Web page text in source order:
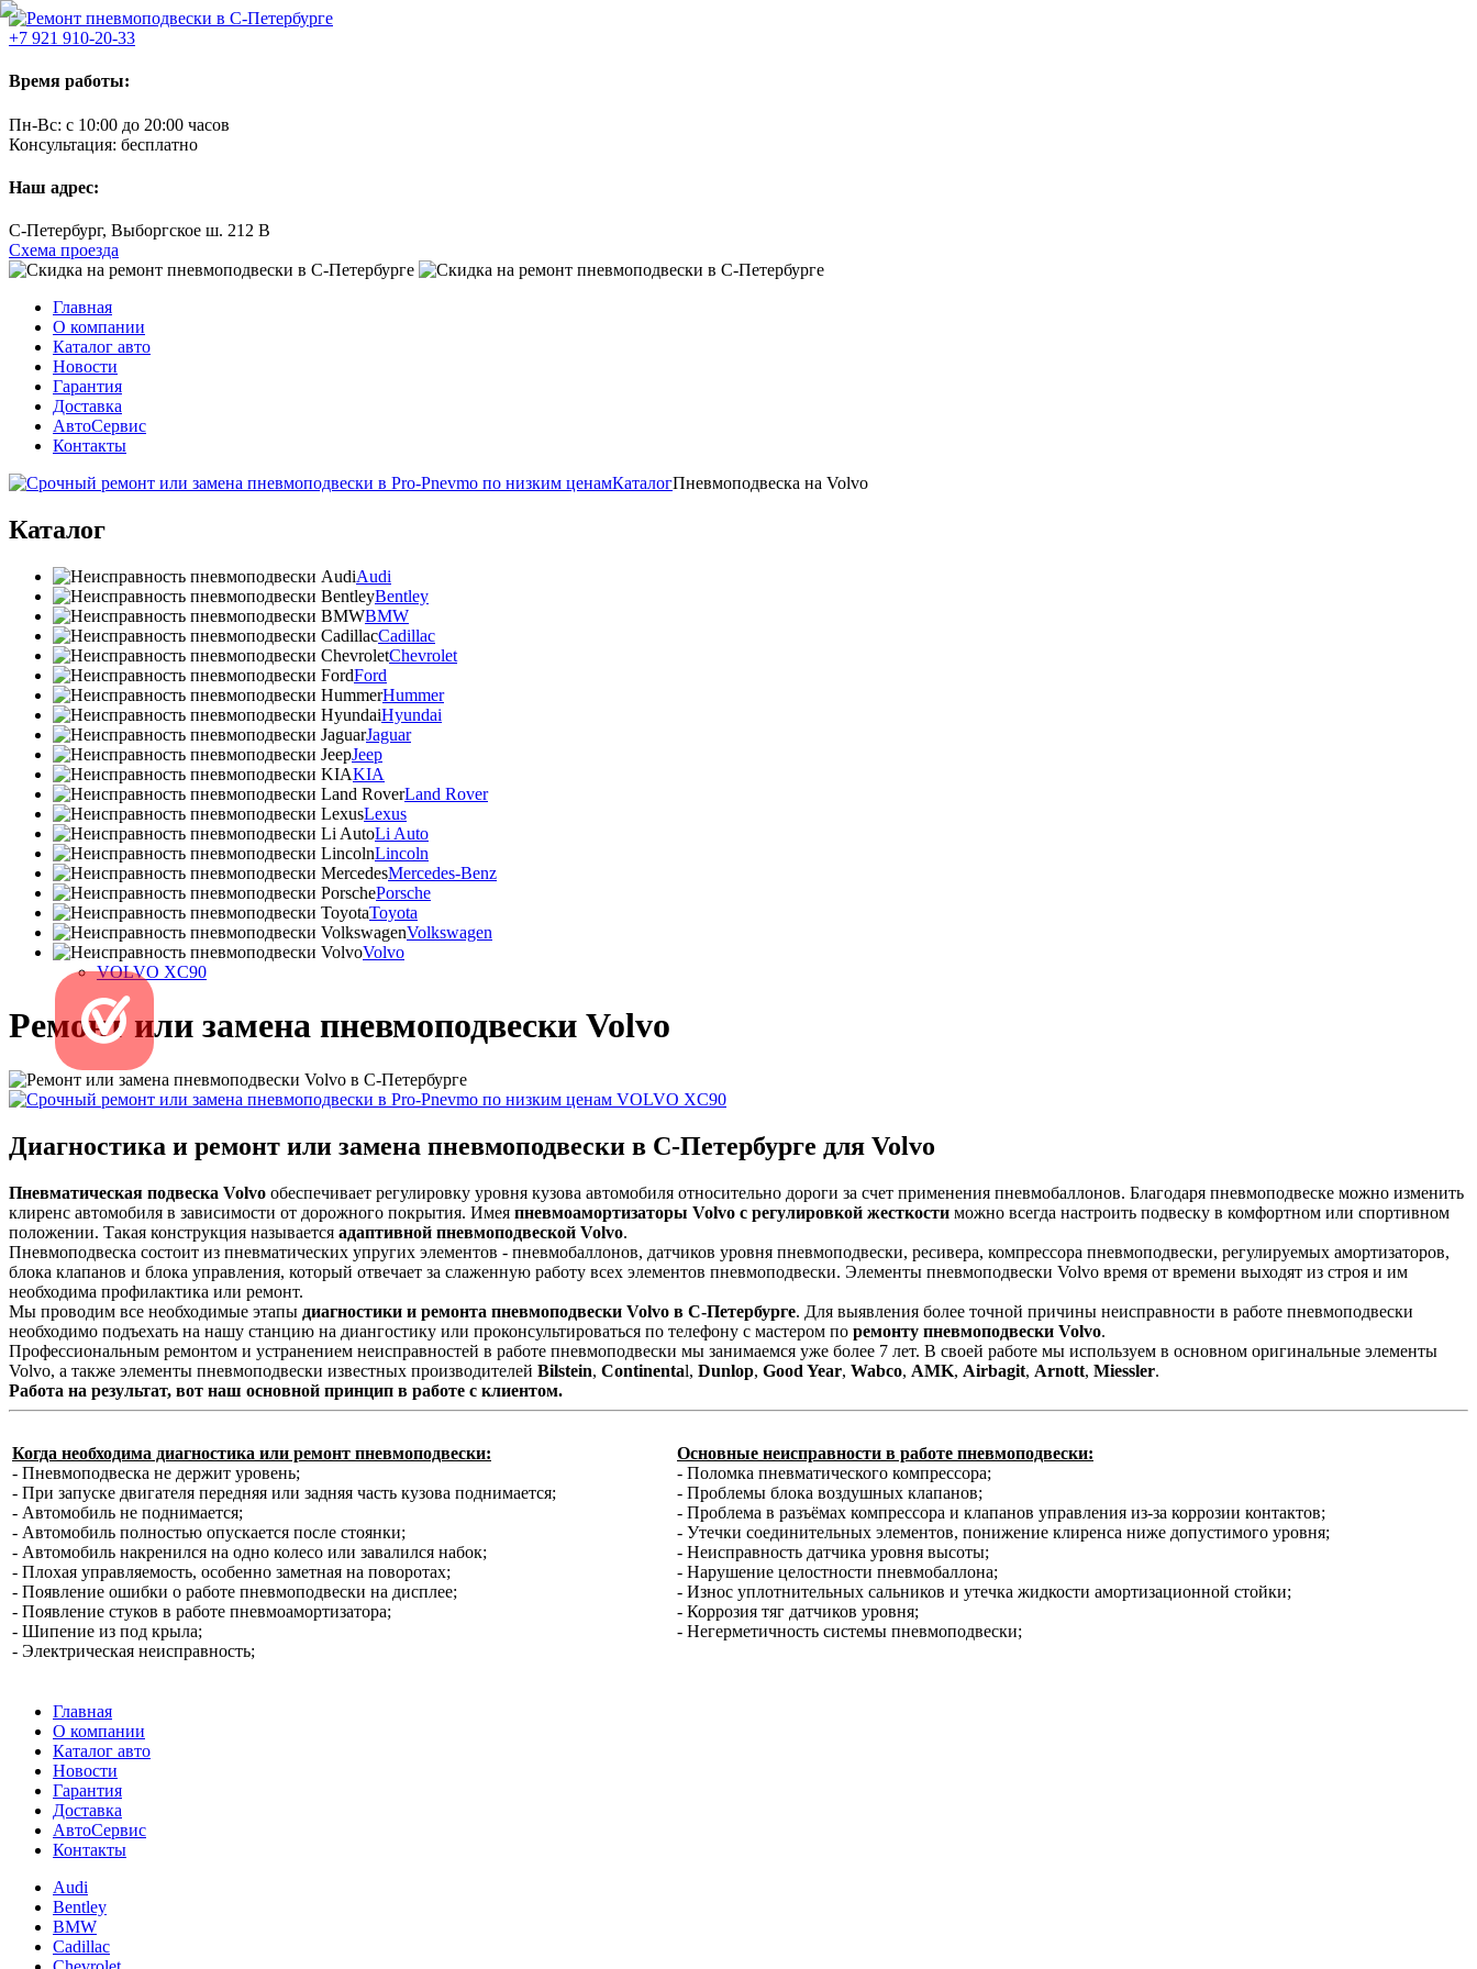
+7 921 910-20-33
Время работы:
Пн-Вс: с 10:00 до 20:00 часов
Консультация: бесплатно
Наш адрес:
C-Петербург, Выборгское ш. 212 В
Схема проезда
Главная
О компании
Каталог авто
Новости
Гарантия
Доставка
АвтоСервис
Контакты
КаталогПневмоподвеска на Volvo
Каталог
Audi
Bentley
BMW
Cadillac
Chevrolet
Ford
Hummer
Hyundai
Jaguar
Jeep
KIA
Land Rover
Lexus
Li Auto
Lincoln
Mercedes-Benz
Porsche
Toyota
Volkswagen
Volvo
VOLVO XC90
Ремонт или замена пневмоподвески Volvo
VOLVO XC90
Диагностика и ремонт или замена пневмоподвески в С-Петербурге для Volvo
Пневматическая подвеска Volvo обеспечивает регулировку уровня кузова автомобиля относительно дороги за счет применения пневмобаллонов. Благодаря пневмоподвеске можно изменить
клиренс автомобиля в зависимости от дорожного покрытия. Имея пневмоамортизаторы Volvo с регулировкой жесткости можно всегда настроить подвеску в комфортном или спортивном
положении. Такая конструкция называется адаптивной пневмоподвеской Volvo.
Пневмоподвеска состоит из пневматических упругих элементов - пневмобаллонов, датчиков уровня пневмоподвески, ресивера, компрессора пневмоподвески, регулируемых амортизаторов,
блока клапанов и блока управления, который отвечает за слаженную работу всех элементов пневмоподвески. Элементы пневмоподвески Volvo время от времени выходят из строя и им
необходима профилактика или ремонт.
Мы проводим все необходимые этапы диагностики и ремонта пневмоподвески Volvo в С-Петербурге. Для выявления более точной причины неисправности в работе пневмоподвески
необходимо подъехать на нашу станцию на диангостику или проконсультироваться по телефону с мастером по ремонту пневмоподвески Volvo.
Профессиональным ремонтом и устранением неисправностей в работе пневмоподвески мы занимаемся уже более 7 лет. В своей работе мы используем в основном оригинальные элементы
Volvo, а также элементы пневмоподвески известных производителей Bilstein, Continental, Dunlop, Good Year, Wabco, AMK, Airbagit, Arnott, Miessler.
Работа на результат, вот наш основной принцип в работе с клиентом.
Когда необходима диагностика или ремонт пневмоподвески:
- Пневмоподвеска не держит уровень;
- При запуске двигателя передняя или задняя часть кузова поднимается;
- Автомобиль не поднимается;
- Автомобиль полностью опускается после стоянки;
- Автомобиль накренился на одно колесо или завалился набок;
- Плохая управляемость, особенно заметная на поворотах;
- Появление ошибки о работе пневмоподвески на дисплее;
- Появление стуков в работе пневмоамортизатора;
- Шипение из под крыла;
- Электрическая неисправность;
Основные неисправности в работе пневмоподвески:
- Поломка пневматического компрессора;
- Проблемы блока воздушных клапанов;
- Проблема в разъёмах компрессора и клапанов управления из-за коррозии контактов;
- Утечки соединительных элементов, понижение клиренса ниже допустимого уровня;
- Неисправность датчика уровня высоты;
- Нарушение целостности пневмобаллона;
- Износ уплотнительных сальников и утечка жидкости амортизационной стойки;
- Коррозия тяг датчиков уровня;
- Негерметичность системы пневмоподвески;
Главная
О компании
Каталог авто
Новости
Гарантия
Доставка
АвтоСервис
Контакты
Audi
Bentley
BMW
Cadillac